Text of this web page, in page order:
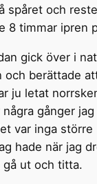
spåret och
8 timmar ipren
gick över i
och berättade
ju letat
gånger jag
var inga större
hade när jag
ut och titta.